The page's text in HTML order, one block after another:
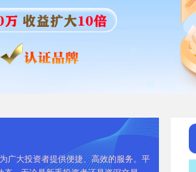
广大投资者提供便捷、高效的服务。平